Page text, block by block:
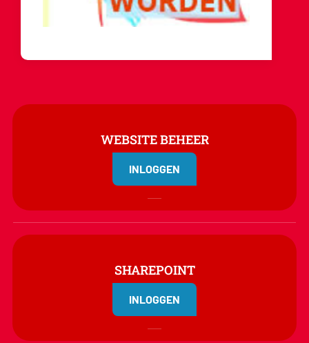
WEBSITE BEHEER
INLOGGEN
SHAREPOINT
INLOGGEN